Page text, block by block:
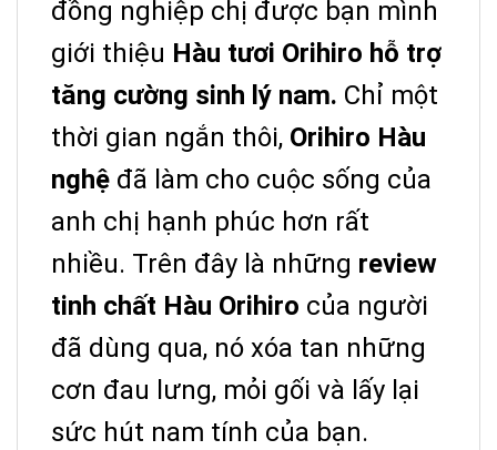
đồng nghiệp chị được bạn mình
giới thiệu Hàu tươi Orihiro hỗ trợ
tăng cường sinh lý nam. Chỉ một
thời gian ngắn thôi, Orihiro Hàu
nghệ đã làm cho cuộc sống của
anh chị hạnh phúc hơn rất
nhiều. Trên đây là những review
tinh chất Hàu Orihiro của người
đã dùng qua, nó xóa tan những
cơn đau lưng, mỏi gối và lấy lại
sức hút nam tính của bạn.